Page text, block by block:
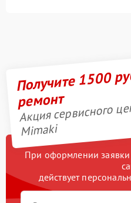
Получите 1500
ремонт
Акция сервисного
Mimaki
При оформлении
действует